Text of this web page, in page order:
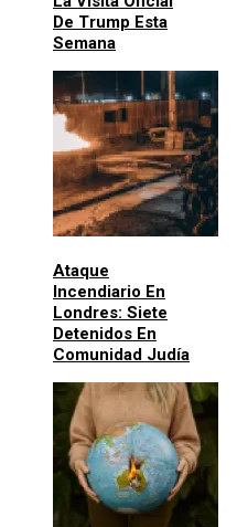
De Trump Esta
Semana
Ataque
Incendiario En
Londres: Siete
Detenidos En
Comunidad Judía